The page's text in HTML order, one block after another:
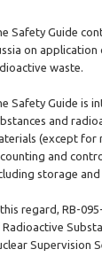
Safety Guide
on
waste.
Safety Guide is
and
(except for
and
storage
regard, RB-
Supervision